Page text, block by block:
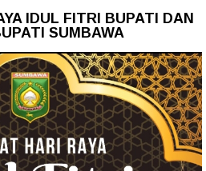
IDUL FITRI BUPATI DAN
SUMBAWA